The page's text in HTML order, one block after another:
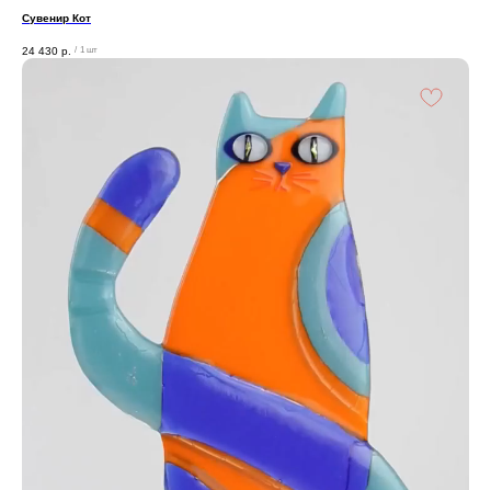
Сувенир Кот
24 430 р. / 1 шт